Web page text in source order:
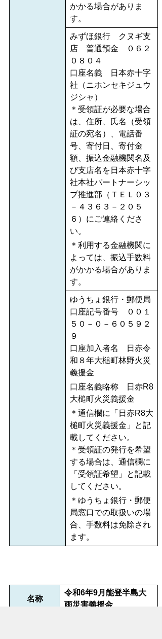
かかる場合がありま
す。
みずほ銀行 クヌギ支
店 普通預金 ０６２
０８０４
口座名義 日本赤十字
社（ニホンセキジュウ
ジシャ）
＊受領証が必要な場合
は、住所、氏名（受領
証の宛名）、電話番
号、寄付日、寄付金
額、振込金融機関名及
び支店名を日本赤十字
社本社パートナーシッ
プ推進部（ＴＥＬ０３
－４３６３－２０５
６）にご連絡くださ
い。
＊利用する金融機関に
よっては、振込手数料
がかかる場合がありま
す。
ゆうちょ銀行・郵便局
口座記号番号 ００１
５０－０－６０５９２
９
口座加入者名 日赤令
和８年大槌町林野火災
義援金
口座名義略称 日赤R8
大槌町火災義援金
＊通信欄に「日赤R8大
槌町火災義援金」と記
載してください。
＊受領証の発行を希望
する場合は、通信欄に
「受領証希望」と記載
してください。
＊ゆうちょ銀行・郵便
局窓口での取扱いの場
合、手数料は免除され
ます。
名称
令和6年9月能登半島大
雨災害義援金